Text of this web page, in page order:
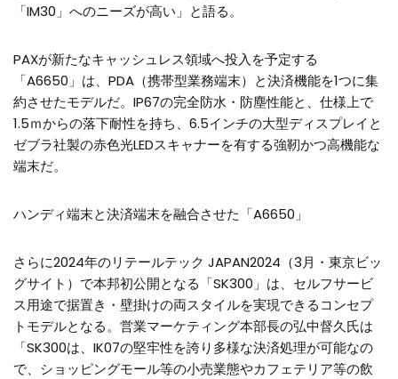
「IM30」へのニーズが高い」と語る。
PAXが新たなキャッシュレス領域へ投入を予定する
「A6650」は、PDA（携帯型業務端末）と決済機能を1つに集
約させたモデルだ。IP67の完全防水・防塵性能と、仕様上で
1.5ｍからの落下耐性を持ち、6.5インチの大型ディスプレイと
ゼブラ社製の赤色光LEDスキャナーを有する強靭かつ高機能な
端末だ。
ハンディ端末と決済端末を融合させた「A6650」
さらに2024年のリテールテック JAPAN2024（3月・東京ビッ
グサイト）で本邦初公開となる「SK300」は、セルフサービ
ス用途で据置き・壁掛けの両スタイルを実現できるコンセプ
トモデルとなる。営業マーケティング本部長の弘中督久氏は
「SK300は、IK07の堅牢性を誇り多様な決済処理が可能なの
で、ショッピングモール等の小売業態やカフェテリア等の飲